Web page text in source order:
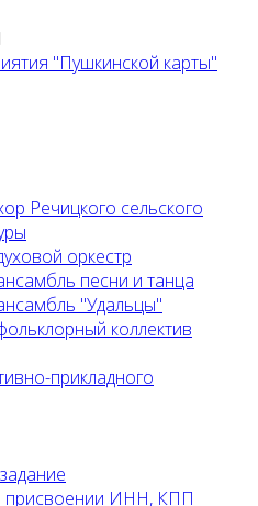
"Пушкинской карты"
Речицкого сельского
оркестр
песни и танца
"Удальцы"
коллектив
прикладного
присвоении ИНН, КПП